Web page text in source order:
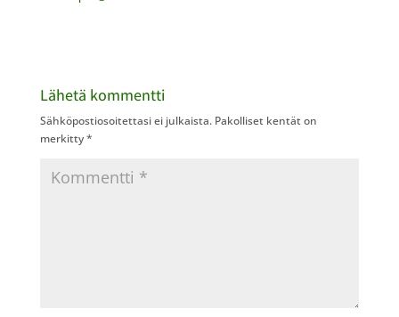
Lähetä kommentti
Sähköpostiosoitettasi ei julkaista. Pakolliset kentät on
merkitty*